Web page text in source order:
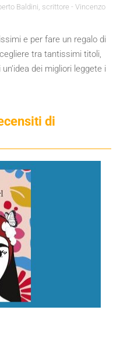
Baldini, scrittore - Vincenzo
e per fare un regalo di
tra tantissimi titoli,
dei migliori leggete i
di